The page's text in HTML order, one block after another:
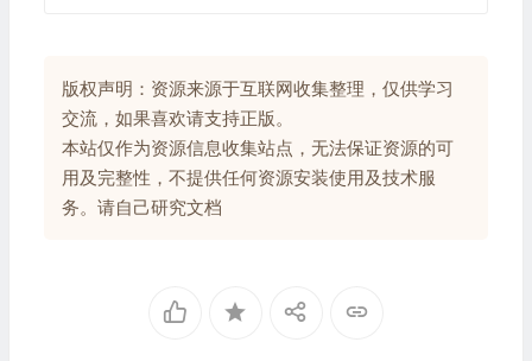
版权声明：资源来源于互联网收集整理，仅供学习
交流，如果喜欢请支持正版。
本站仅作为资源信息收集站点，无法保证资源的可
用及完整性，不提供任何资源安装使用及技术服
务。请自己研究文档